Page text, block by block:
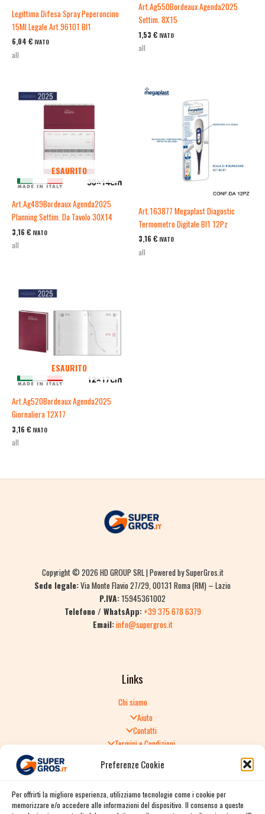
Preferenze Cookie
Per offrirti la migliore esperienza, utilizziamo tecnologie come i cookie per
memorizzare e/o accedere alle informazioni del dispositivo. Il consenso a queste
Legittima Difesa Spray Peperoncino
15Ml Legale Art.96101 Bl1
6,04 € IVATO
all
Art.Ag550Bordeaux Agenda2025
Settim. 8X15
1,53 € IVATO
all
ESAURITO
Art.Ag489Bordeaux Agenda2025
Planning Settim. Da Tavolo 30X14
3,16 € IVATO
all
Art.163877 Megaplast Diagostic
Termometro Digitale Bl1 12Pz
3,16 € IVATO
all
ESAURITO
Art.Ag520Bordeaux Agenda2025
Giornaliera 12X17
3,16 € IVATO
all
Copyright © 2026 HD GROUP SRL | Powered by SuperGros.it
Sede legale:Via Monte Flavio 27/29, 00131 Roma (RM) – Lazio
P.IVA:15945361002
Telefono / WhatsApp: +39 375 678 6379
Email:info@supergros.it
Links
Chi siamo
Aiuto
Contatti
Termini e Condizioni
Politica di Reso
Spedizione e consegna
Informativa sulla Privacy